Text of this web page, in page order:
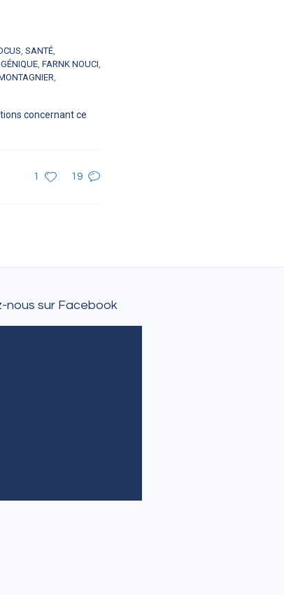
, SANTÉ,
, FARNK NOUCI,
,
concernant ce
1 19
nous sur Facebook